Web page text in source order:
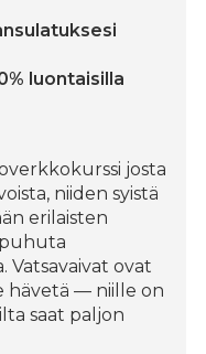
luontaisilla
josta
niiden syistä
erilaisten
Vatsavaivat ovat
hävetä — niille on
saat paljon